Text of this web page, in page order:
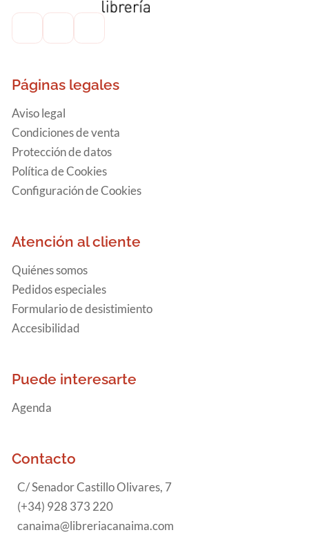
Páginas legales
Aviso legal
Condiciones de venta
Protección de datos
Política de Cookies
Configuración de Cookies
Atención al cliente
Quiénes somos
Pedidos especiales
Formulario de desistimiento
Accesibilidad
Puede interesarte
Agenda
Contacto
C/ Senador Castillo Olivares, 7
(+34) 928 373 220
canaima@libreriacanaima.com